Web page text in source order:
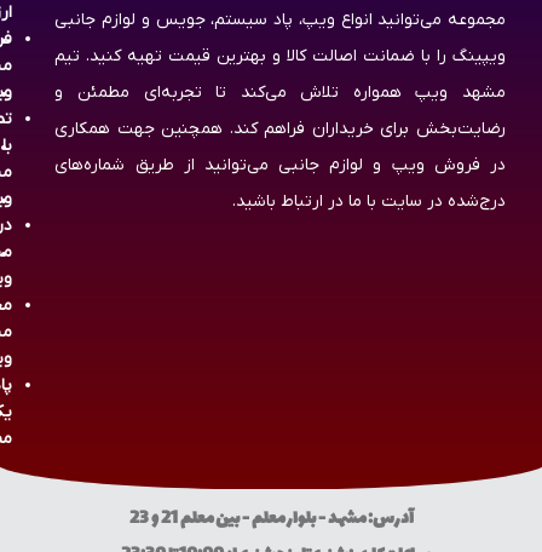
مجموعه می‌توانید انواع ویپ، پاد سیستم، جویس و لوازم جانبی
ویپینگ را با ضمانت اصالت کالا و بهترین قیمت تهیه کنید. تیم
مشهد ویپ همواره تلاش می‌کند تا تجربه‌ای مطمئن و
رضایت‌بخش برای خریداران فراهم کند. همچنین جهت همکاری
در فروش ویپ و لوازم جانبی می‌توانید از طریق شماره‌های
درج‌شده در سایت با ما در ارتباط باشید.
با
آدرس: مشهد - بلوار معلم - بین معلم 21 و 23